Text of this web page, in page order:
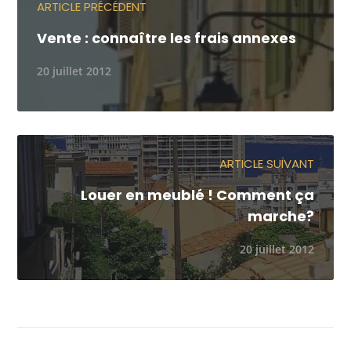
ARTICLE PRÉCÉDENT
Vente : connaître les frais annexes
20 juillet 2012
ARTICLE SUIVANT
Louer en meublé ! Comment ça
marche?
20 juillet 2012